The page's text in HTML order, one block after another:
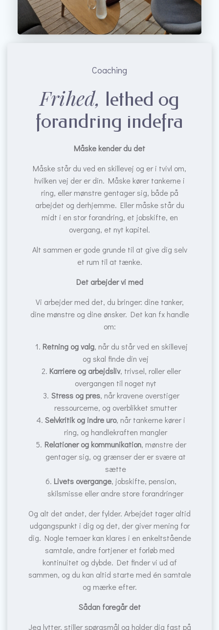
Coaching
Frihed, lethed og
forandring indefra
Måske kender du det
Måske står du ved en skillevej og er i tvivl om,
hvilken vej der er din. Måske kører tankerne i
ring, eller mønstre gentager sig, både på
arbejdet og derhjemme. Eller måske står du
midt i en stor forandring, et jobskifte, en
overgang, et nyt kapitel.
Alt sammen er gode grunde til at give dig selv
et rum til at tænke.
Det arbejder vi med
Vi arbejder med det, du bringer: dine tanker,
dine mønstre og dine ønsker. Det kan fx handle
om:
Retning og valg, når du står ved en skillevej
og skal finde din vej
Karriere og arbejdsliv, trivsel, roller eller
overgangen til noget nyt
Stress og pres, når kravene overstiger
ressourcerne, og overblikket smutter
Selvkritik og indre uro, når tankerne kører i
ring, og handlekraften mangler
Relationer og kommunikation, mønstre der
gentager sig, og grænser der er svære at
sætte
Livets overgange, jobskifte, pension,
skilsmisse eller andre store forandringer
Og alt det andet, der fylder. Arbejdet tager altid
udgangspunkt i dig og det, der giver mening for
dig. Nogle temaer kan klares i en enkeltstående
samtale, andre fortjener et forløb med
kontinuitet og dybde. Det finder vi ud af
sammen, og du kan altid starte med én samtale
og mærke efter.
Sådan foregår det
Jeg lytter, stiller spørgsmål og holder dig fast på